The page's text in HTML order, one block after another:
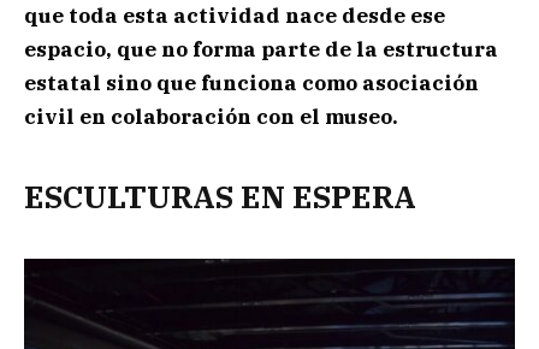
que toda esta actividad nace desde ese
espacio, que no forma parte de la estructura
estatal sino que funciona como asociación
civil en colaboración con el museo.
ESCULTURAS EN ESPERA